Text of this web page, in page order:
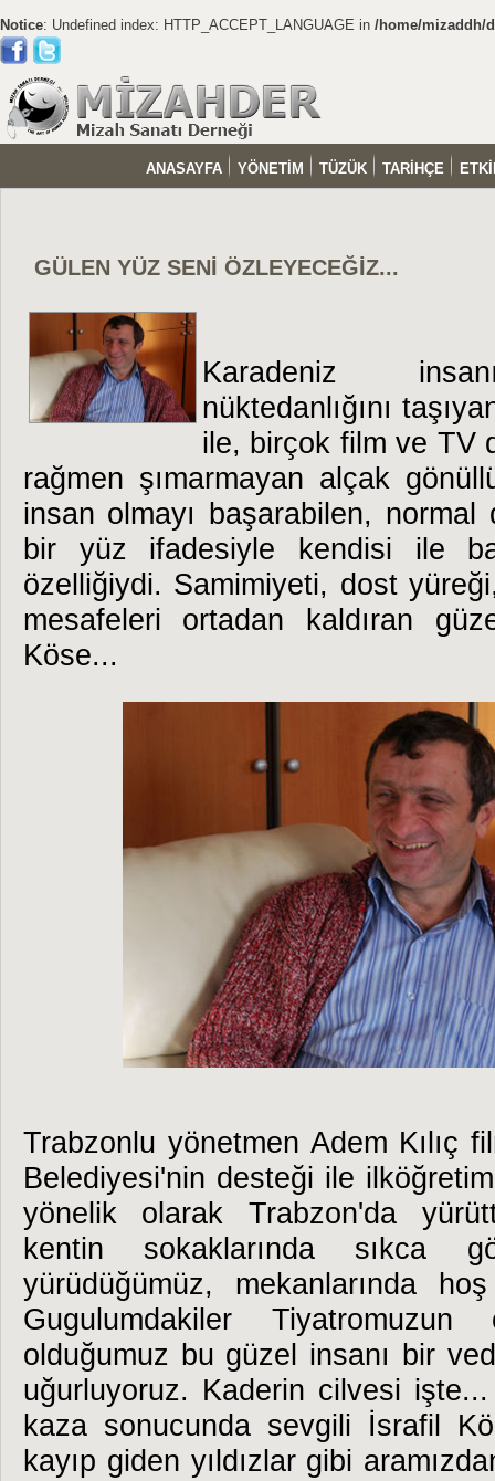
Notice: Undefined index: HTTP_ACCEPT_LANGUAGE in /home/mizaddh/
ANASAYFA YÖNETİM TÜZÜK TARİHÇE
GÜLEN YÜZ SENİ ÖZLEYECEĞİZ...
Karadeniz
nüktedanlığını
ile, birçok film ve TV
rağmen şımarmayan alçak
insan olmayı başarabilen,
bir yüz ifadesiyle kendisi ile
özelliğiydi. Samimiyeti, dost
mesafeleri ortadan kaldıran
Köse...
Trabzonlu yönetmen Adem Kılıç
Belediyesi'nin desteği ile
yönelik olarak Trabzon'da
kentin sokaklarında sıkca
yürüdüğümüz, mekanlarında
Gugulumdakiler Tiyatromuzun
olduğumuz bu güzel insanı bir
uğurluyoruz. Kaderin cilvesi
kaza sonucunda sevgili İsrafil
kayıp giden yıldızlar gibi